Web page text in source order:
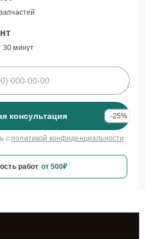
30 минут
консультация -25%
с политикой конфиденциальности
работ от 500₽